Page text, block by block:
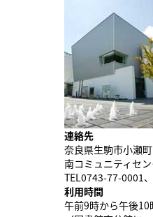
連絡先
奈良県生駒市小瀬
南コミュニティセ
TEL0743-77-0001
利用時間
午前9時から午後